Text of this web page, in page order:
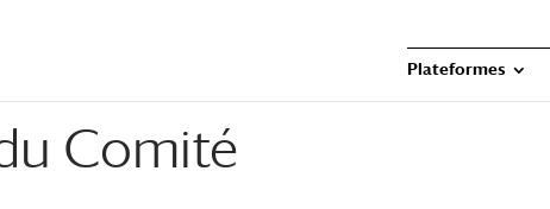
Plateformes
Comité